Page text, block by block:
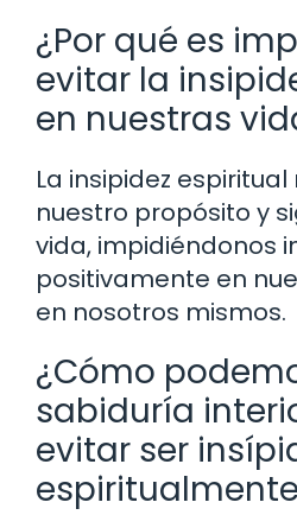
¿Por qué es
evitar la
en nuestras
La insipidez
nuestro propósito y
vida, impidiéndonos
positivamente en
en nosotros mismos.
¿Cómo
sabiduría
evitar ser